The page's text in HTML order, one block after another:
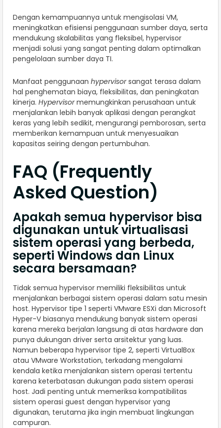
Dengan kemampuannya untuk mengisolasi VM,
meningkatkan efisiensi penggunaan sumber daya, serta
mendukung skalabilitas yang fleksibel, hypervisor
menjadi solusi yang sangat penting dalam optimalkan
pengelolaan sumber daya TI.
Manfaat penggunaan hypervisorsangat terasa dalam
hal penghematan biaya, fleksibilitas, dan peningkatan
kinerja. Hypervisormemungkinkan perusahaan untuk
menjalankan lebih banyak aplikasi dengan perangkat
keras yang lebih sedikit, mengurangi pemborosan, serta
memberikan kemampuan untuk menyesuaikan
kapasitas seiring dengan pertumbuhan.
FAQ (Frequently
Asked Question)
Apakah semua hypervisor bisa
digunakan untuk virtualisasi
sistem operasi yang berbeda,
seperti Windows dan Linux
secara bersamaan?
Tidak semua hypervisor memiliki fleksibilitas untuk
menjalankan berbagai sistem operasi dalam satu mesin
host. Hypervisor tipe 1 seperti VMware ESXi dan Microsoft
Hyper-V biasanya mendukung banyak sistem operasi
karena mereka berjalan langsung di atas hardware dan
punya dukungan driver serta arsitektur yang luas.
Namun beberapa hypervisor tipe 2, seperti VirtualBox
atau VMware Workstation, terkadang mengalami
kendala ketika menjalankan sistem operasi tertentu
karena keterbatasan dukungan pada sistem operasi
host. Jadi penting untuk memeriksa kompatibilitas
sistem operasi guest dengan hypervisor yang
digunakan, terutama jika ingin membuat lingkungan
campuran.